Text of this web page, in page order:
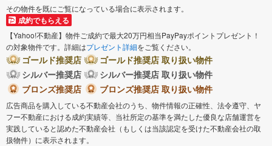
その物件を既にご覧になっている場合に表示されます。
成約でもらえる
【Yahoo!不動産】物件ご成約で最大20万円相当PayPayポイントプレゼント！
の対象物件です。詳細はプレゼント詳細をご覧ください。
ゴールド推奨店
ゴールド推奨店 取り扱い物件
シルバー推奨店
シルバー推奨店 取り扱い物件
ブロンズ推奨店
ブロンズ推奨店 取り扱い物件
広告商品を購入している不動産会社のうち、物件情報の正確性、法令遵守、ヤ
フー不動産における成約実績等、当社所定の基準を満たした優良な店舗運営を
実践していると認めた不動産会社（もしくは当該認定を受けた不動産会社の取
扱物件）に表示されます。